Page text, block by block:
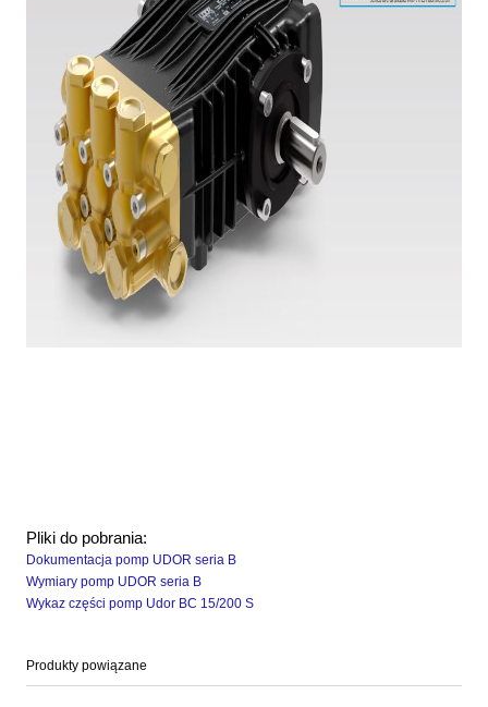
Pliki do pobrania:
Dokumentacja pomp UDOR seria B
Wymiary pomp UDOR seria B
Wykaz części pomp Udor BC 15/200 S
Produkty powiązane